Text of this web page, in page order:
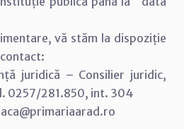
vă stăm la dispoziție
juridică – Consilier juridic,
0257/281.850, int. 304